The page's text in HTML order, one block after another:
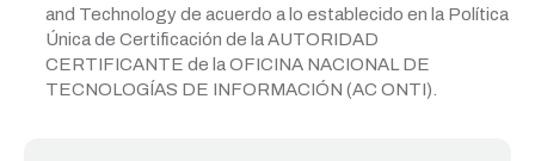
and Technology de acuerdo a lo establecido en la Política
Única de Certificación de la AUTORIDAD
CERTIFICANTE de la OFICINA NACIONAL DE
TECNOLOGÍAS DE INFORMACIÓN (AC ONTI).